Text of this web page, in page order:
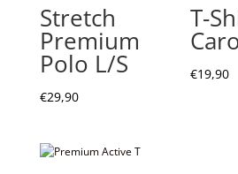
Stretch
Premium
Polo L/S
€29,90
T-
€19,90